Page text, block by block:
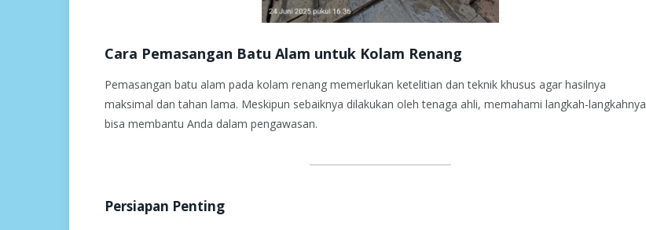
Cara Pemasangan Batu Alam untuk Kolam Renang
Pemasangan batu alam pada kolam renang memerlukan ketelitian dan teknik khusus agar hasilnya
maksimal dan tahan lama. Meskipun sebaiknya dilakukan oleh tenaga ahli, memahami langkah-langkahnya
bisa membantu Anda dalam pengawasan.
Persiapan Penting